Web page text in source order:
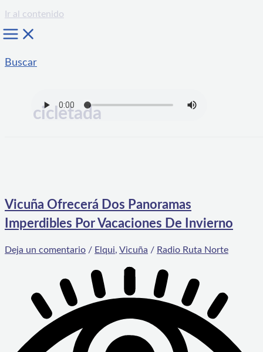
Ir al contenido
Buscar
cicletada
Vicuña Ofrecerá Dos Panoramas
Imperdibles Por Vacaciones De Invierno
Deja un comentario / Elqui, Vicuña / Radio Ruta Norte